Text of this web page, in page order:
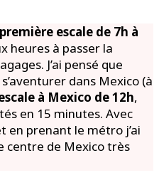
première escale de 7h à
heures à passer la
J’ai pensé que
dans Mexico (à
à Mexico de 12h,
en 15 minutes. Avec
en prenant le métro j’ai
centre de Mexico très